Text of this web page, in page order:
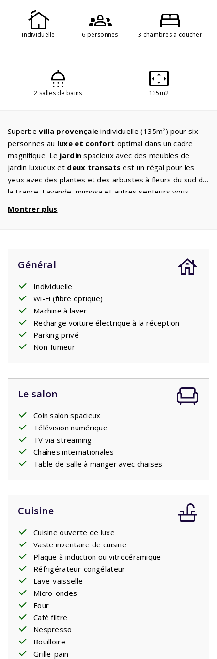
Individuelle 6 personnes 3 chambres a coucher
2 salles de bains 135m2
Superbevilla provençale individuelle (135m²) pour six
personnes au luxe et confort optimal dans un cadre
magnifique. Le jardin spacieux avec des meubles de
jardin luxueux et deux transats est un régal pour les
yeux avec des plantes et des arbustes à fleurs du sud de
la France. Lavande, mimosa et autres senteurs vous
salon avec une
lave-vaisselle, un réfrigérateur-congélateur, un four et
un four micro-ondes. Le
et le sèche-linge sont
au rez-de-
chaussée avec une salle de bain privée avec baignoire
et/ou douche, lavabo et toilettes, et deux au
étage
. Dans certaines villas, les trois chambres avec
salles de bains se trouvent au 1er étage. Il y a deux lits
simples confortables partout. Au premier étage se trouve
également ladeuxième salle de bain
baignoire, lavabo et toilettes.
Montrer plus
Général
Individuelle
Wi-Fi (fibre optique)
Machine à laver
Recharge voiture électrique à la réception
Parking privé
Non-fumeur
Le salon
Coin salon spacieux
Télévision numérique
TV via streaming
Chaînes internationales
Table de salle à manger avec chaises
Cuisine
Cuisine ouverte de luxe
Vaste inventaire de cuisine
Plaque à induction ou vitrocéramique
Réfrigérateur-congélateur
Lave-vaisselle
Micro-ondes
Four
Café filtre
Nespresso
Bouilloire
Grille-pain